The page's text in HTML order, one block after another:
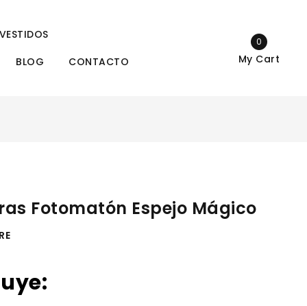
BLOG
CONTACTO
0
My Cart
Fotomatón Espejo Mágico